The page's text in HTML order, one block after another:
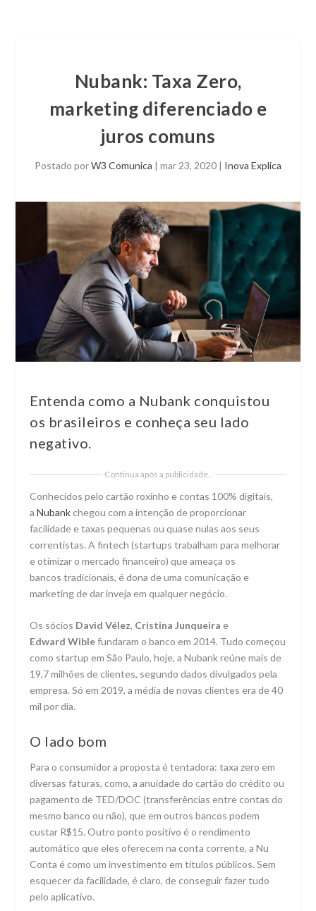
Nubank: Taxa Zero,
marketing diferenciado e
juros comuns
Postado porW3 Comunica | mar 23, 2020 | Inova Explica
Entenda como a Nubank conquistou
os brasileiros e conheça seu lado
negativo.
Continua após a publicidade..
Conhecidos pelo cartão roxinho e contas 100% digitais,
aNubankchegou com a intenção de proporcionar
facilidade e taxas pequenas ou quase nulas aos seus
correntistas. A fintech (startups trabalham para melhorar
e otimizar o mercado financeiro) que ameaça os
bancos tradicionais, é dona de uma comunicação e
marketing de dar inveja em qualquer negócio.
Os sócios David Vélez, Cristina Junqueira e
Edward Wiblefundaram o banco em 2014. Tudo começou
como startup em São Paulo, hoje, a Nubank reúne mais de
19,7 milhões de clientes, segundo dados divulgados pela
empresa. Só em 2019, a média de novas clientes era de 40
mil por dia.
O lado bom
Para o consumidor a proposta é tentadora: taxa zero em
diversas faturas, como, a anuidade do cartão do crédito ou
pagamento de TED/DOC (transferências entre contas do
mesmo banco ou não), que em outros bancos podem
custar R$15. Outro ponto positivo é o rendimento
automático que eles oferecem na conta corrente, a Nu
Conta é como um investimento em títulos públicos. Sem
esquecer da facilidade, é claro, de conseguir fazer tudo
pelo aplicativo.